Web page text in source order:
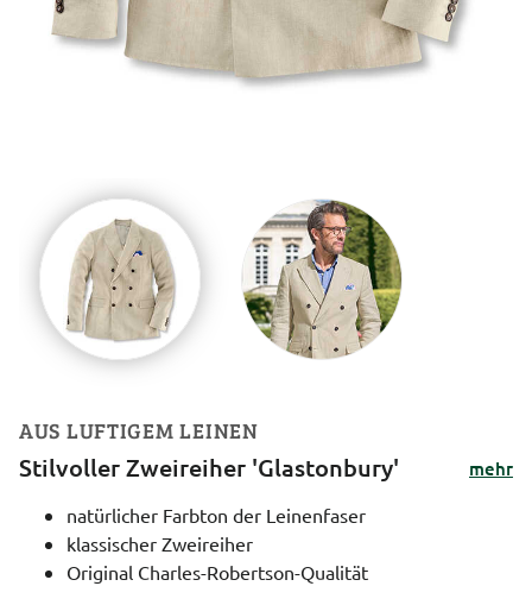
AUS LUFTIGEM LEINEN
Stilvoller Zweireiher 'Glastonbury'
mehr
natürlicher Farbton der Leinenfaser
klassischer Zweireiher
Original Charles-Robertson-Qualität